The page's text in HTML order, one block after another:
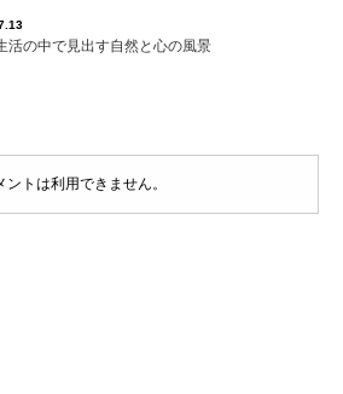
活の中で見出す自然と心の風景
ントは利用できません。